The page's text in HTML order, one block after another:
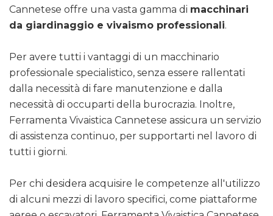
Cannetese offre una vasta gamma di macchinari
da giardinaggio e vivaismo professionali.
Per avere tutti i vantaggi di un macchinario
professionale specialistico, senza essere rallentati
dalla necessità di fare manutenzione e dalla
necessità di occuparti della burocrazia. Inoltre,
Ferramenta Vivaistica Cannetese assicura un servizio
di assistenza continuo, per supportarti nel lavoro di
tutti i giorni.
Per chi desidera acquisire le competenze all'utilizzo
di alcuni mezzi di lavoro specifici, come piattaforme